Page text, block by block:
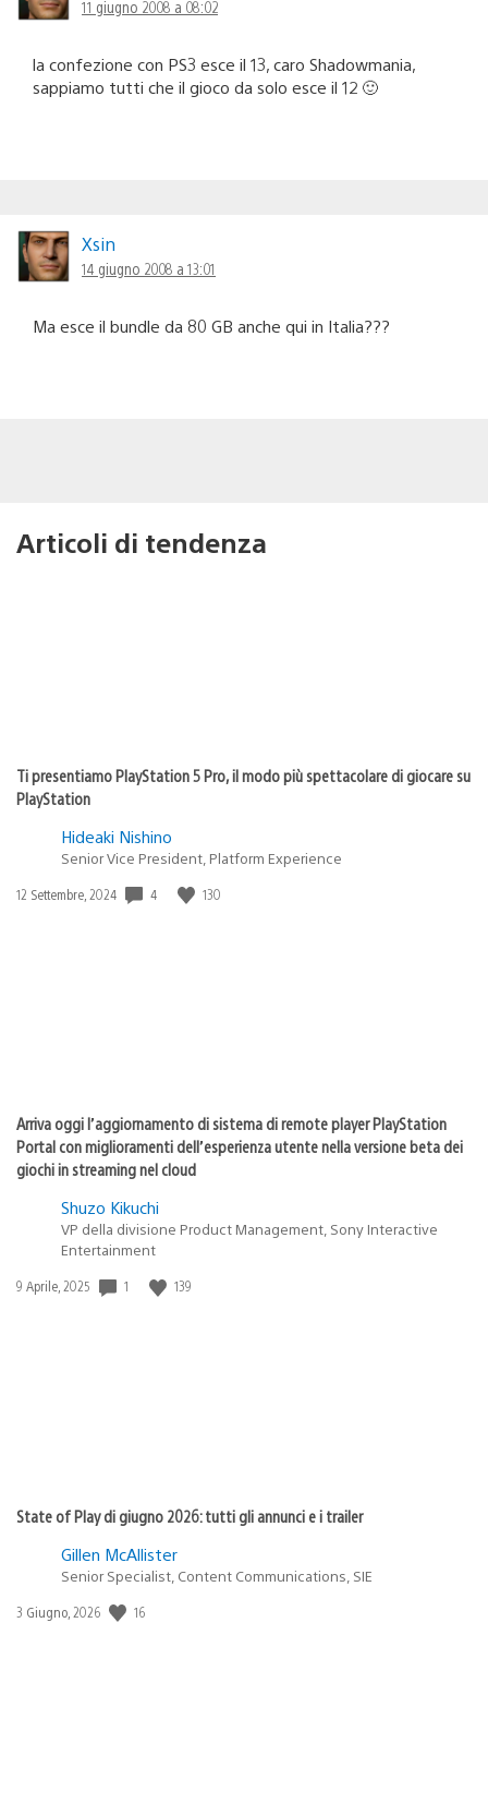
11 giugno 2008 a 08:02
la confezione con PS3 esce il 13, caro Shadowmania,
sappiamo tutti che il gioco da solo esce il 12 🙂
Xsin
14 giugno 2008 a 13:01
Ma esce il bundle da 80 GB anche qui in Italia???
Articoli di tendenza
Ti presentiamo PlayStation 5 Pro, il modo più spettacolare di giocare su
PlayStation
Hideaki Nishino
Senior Vice President, Platform Experience
Data
12 Settembre, 2024 4 130
Arriva oggi l’aggiornamento di sistema di remote player PlayStation
Portal con miglioramenti dell’esperienza utente nella versione beta dei
giochi in streaming nel cloud
Shuzo Kikuchi
VP della divisione Product Management, Sony Interactive
Entertainment
Data
9 Aprile, 2025 1 139
State of Play di giugno 2026: tutti gli annunci e i trailer
Gillen McAllister
Senior Specialist, Content Communications, SIE
Data
3 Giugno, 2026 16